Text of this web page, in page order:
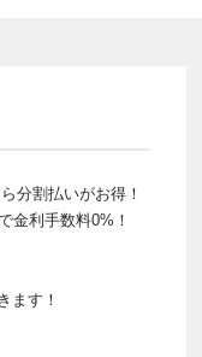
分割払いがお得！
金利手数料0%！
ます！